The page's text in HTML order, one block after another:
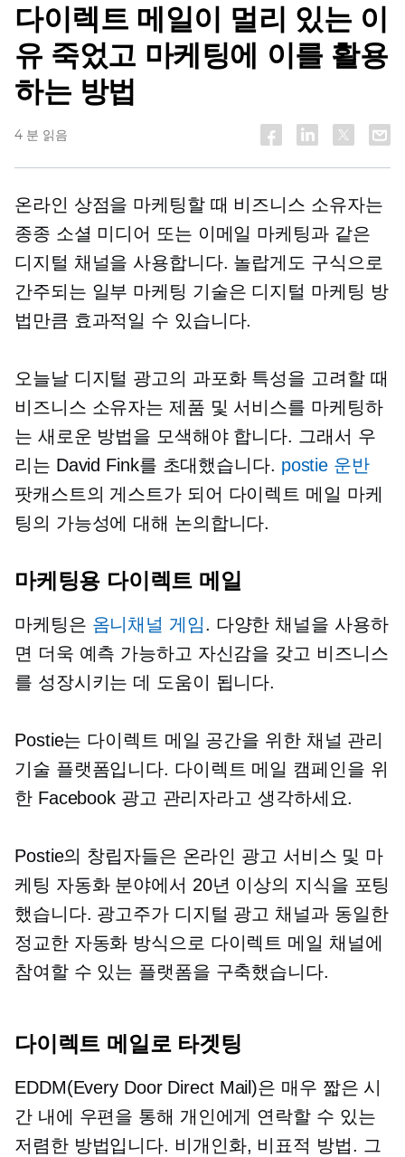
다이렉트 메일이 멀리 있는 이
유 죽었고 마케팅에 이를 활용
하는 방법
4 분 읽음
온라인 상점을 마케팅할 때 비즈니스 소유자는
종종 소셜 미디어 또는 이메일 마케팅과 같은
디지털 채널을 사용합니다. 놀랍게도 구식으로
간주되는 일부 마케팅 기술은 디지털 마케팅 방
법만큼 효과적일 수 있습니다.
오늘날 디지털 광고의 과포화 특성을 고려할 때
비즈니스 소유자는 제품 및 서비스를 마케팅하
는 새로운 방법을 모색해야 합니다. 그래서 우
리는 David Fink를 초대했습니다. postie 운반
팟캐스트의 게스트가 되어 다이렉트 메일 마케
팅의 가능성에 대해 논의합니다.
마케팅용 다이렉트 메일
마케팅은 옴니채널 게임. 다양한 채널을 사용하
면 더욱 예측 가능하고 자신감을 갖고 비즈니스
를 성장시키는 데 도움이 됩니다.
Postie는 다이렉트 메일 공간을 위한 채널 관리
기술 플랫폼입니다. 다이렉트 메일 캠페인을 위
한 Facebook 광고 관리자라고 생각하세요.
Postie의 창립자들은 온라인 광고 서비스 및 마
케팅 자동화 분야에서 20년 이상의 지식을 포팅
했습니다. 광고주가 디지털 광고 채널과 동일한
정교한 자동화 방식으로 다이렉트 메일 채널에
참여할 수 있는 플랫폼을 구축했습니다.
다이렉트 메일로 타겟팅
EDDM(Every Door Direct Mail)은 매우 짧은 시
간 내에 우편을 통해 개인에게 연락할 수 있는
저렴한 방법입니다. 비개인화, 비표적 방법. 그